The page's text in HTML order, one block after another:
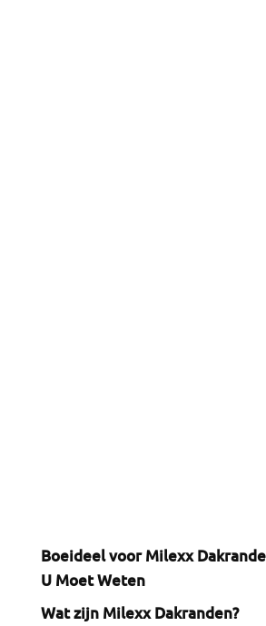
Boeideel voor Milexx
U Moet Weten
Wat zijn Milexx Dakranden?